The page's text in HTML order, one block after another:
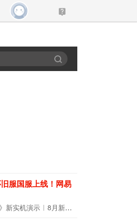
服国服上线！网易
新实机演示 8月新游前瞻：《诡秘之主》领衔